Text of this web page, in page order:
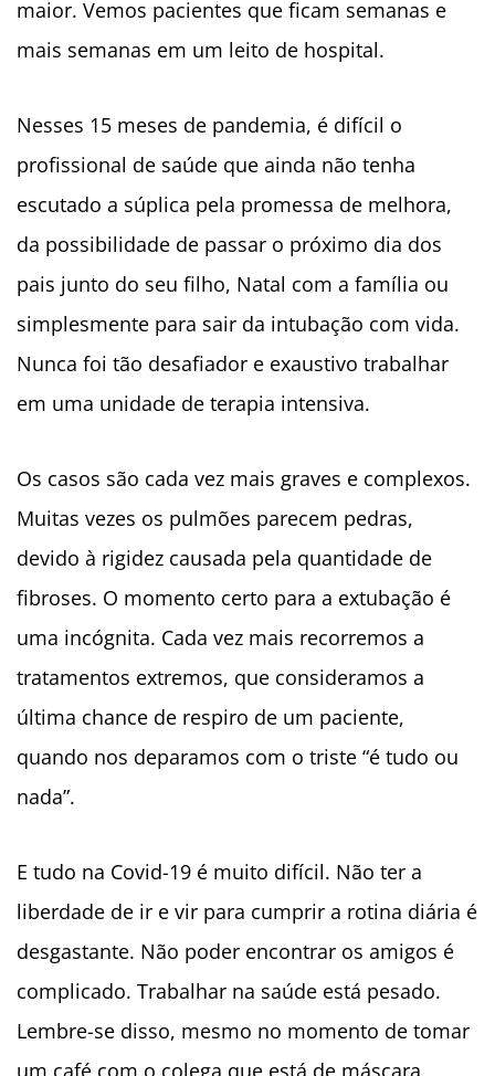
maior. Vemos pacientes que ficam semanas e
mais semanas em um leito de hospital.
Nesses 15 meses de pandemia, é difícil o
profissional de saúde que ainda não tenha
escutado a súplica pela promessa de melhora,
da possibilidade de passar o próximo dia dos
pais junto do seu filho, Natal com a família ou
simplesmente para sair da intubação com vida.
Nunca foi tão desafiador e exaustivo trabalhar
em uma unidade de terapia intensiva.
Os casos são cada vez mais graves e complexos.
Muitas vezes os pulmões parecem pedras,
devido à rigidez causada pela quantidade de
fibroses. O momento certo para a extubação é
uma incógnita. Cada vez mais recorremos a
tratamentos extremos, que consideramos a
última chance de respiro de um paciente,
quando nos deparamos com o triste “é tudo ou
nada”.
E tudo na Covid-19 é muito difícil. Não ter a
liberdade de ir e vir para cumprir a rotina diária é
desgastante. Não poder encontrar os amigos é
complicado. Trabalhar na saúde está pesado.
Lembre-se disso, mesmo no momento de tomar
um café com o colega que está de máscara